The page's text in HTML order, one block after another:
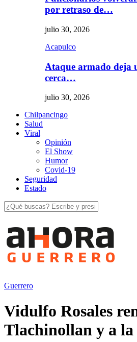
por retraso de…
julio 30, 2026
Acapulco
Ataque armado deja
cerca…
julio 30, 2026
Chilpancingo
Salud
Viral
Opinión
El Show
Humor
Covid-19
Seguridad
Estado
Guerrero
Vidulfo Rosales
Tlachinollan y a la